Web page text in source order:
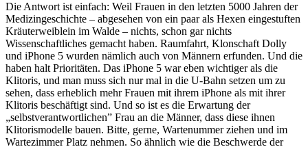
Die Antwort ist einfach: Weil Frauen in den letzten 5000 Jahren der
Medizingeschichte – abgesehen von ein paar als Hexen eingestuften
Kräuterweiblein im Walde – nichts, schon gar nichts
Wissenschaftliches gemacht haben. Raumfahrt, Klonschaft Dolly
und iPhone 5 wurden nämlich auch von Männern erfunden. Und die
haben halt Prioritäten. Das iPhone 5 war eben wichtiger als die
Klitoris, und man muss sich nur mal in die U-Bahn setzen um zu
sehen, dass erheblich mehr Frauen mit ihrem iPhone als mit ihrer
Klitoris beschäftigt sind. Und so ist es die Erwartung der
„selbstverantwortlichen” Frau an die Männer, dass diese ihnen
Klitorismodelle bauen. Bitte, gerne, Wartenummer ziehen und im
Wartezimmer Platz nehmen. So ähnlich wie die Beschwerde der